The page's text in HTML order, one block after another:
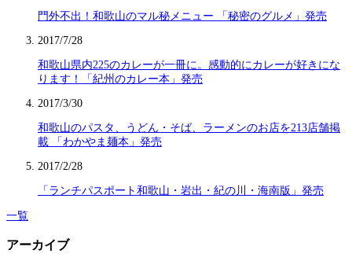
門外不出！和歌山のマル秘メニュー 「秘密のグルメ」発売
2017/7/28
和歌山県内225のカレーが一冊に。感動的にカレーが好きにな
ります！「紀州のカレー本」発売
2017/3/30
和歌山のパスタ、うどん・そば、ラーメンのお店を213店舗掲
載 「わかやま麺本」発売
2017/2/28
「ランチパスポート和歌山・岩出・紀の川・海南版」発売
一覧
アーカイブ